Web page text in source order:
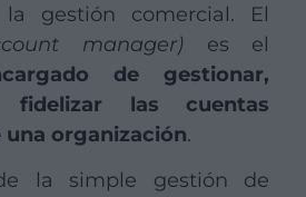
gestión comercial. El
manager) es el
de gestionar,
fidelizar las cuentas
organización.
la simple gestión de